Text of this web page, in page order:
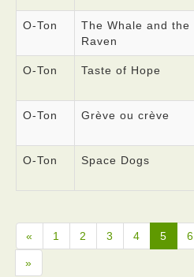
O-Ton
The Whale and the
Raven
O-Ton Taste of Hope
O-Ton Grève ou crève
O-Ton Space Dogs
« 1 2 3 4 5 6
»